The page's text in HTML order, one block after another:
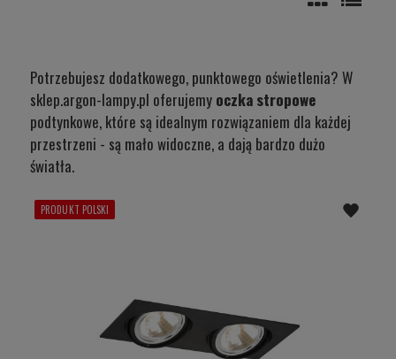
Potrzebujesz dodatkowego, punktowego oświetlenia? W
sklep.argon-lampy.pl oferujemy oczka stropowe
podtynkowe, które są idealnym rozwiązaniem dla każdej
przestrzeni - są mało widoczne, a dają bardzo dużo
światła.
PRODUKT POLSKI